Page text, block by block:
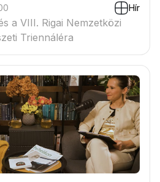
Hír
a VIII. Rigai Nemzetközi
Triennáléra